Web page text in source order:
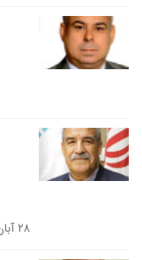
۲۸ آبان ۱۴۰۴